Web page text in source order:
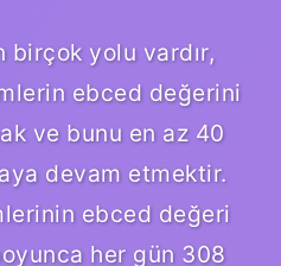
birçok yolu vardır,
ebced değerini
ve bunu en az 40
devam etmektir.
ebced değeri
her gün 308